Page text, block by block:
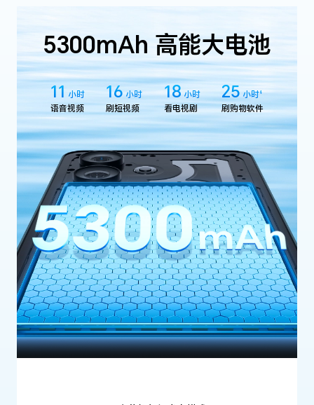
5300mAh 高能大电池
11 小时
语音视频
16小时
刷短视频
18 小时
看电视剧
25小时4
刷购物软件